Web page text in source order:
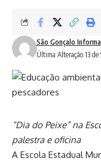
Última Alteração 13 de
São Gonçalo Informa
“Dia do Peixe” na
palestra e oficina
A Escola Estadual